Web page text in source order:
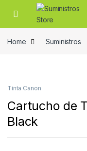
Skip to navigation
Skip to content
Home Suministros
Tinta Canon
Cartucho de
Black